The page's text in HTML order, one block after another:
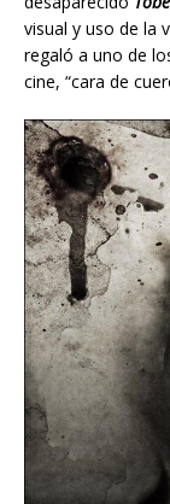
visual y uso de la
regaló a uno de
cine, “cara de